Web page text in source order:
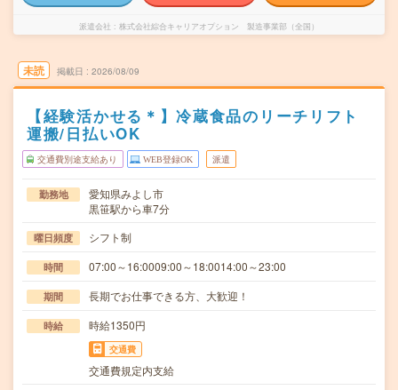
派遣会社 株式会社綜合キャリアオプション 製造事業部（全国）
未読 掲載日 2026/08/09
【経験活かせる＊】冷蔵食品のリーチリフト
運搬/日払いOK
交通費別途支給あり WEB登録OK 派遣
勤務地
愛知県みよし市
黒笹駅から車7分
曜日頻度 シフト制
時間 07:00～16:0009:00～18:0014:00～23:00
期間 長期でお仕事できる方、大歓迎！
時給 時給1350円
交通費
交通費規定内支給